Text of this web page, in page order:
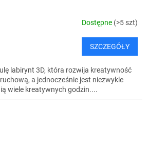
Dostępne (>5 szt)
SZCZEGÓŁY
labirynt 3D, która rozwija kreatywność
a jednocześnie jest niezwykle
wiele kreatywnych godzin....